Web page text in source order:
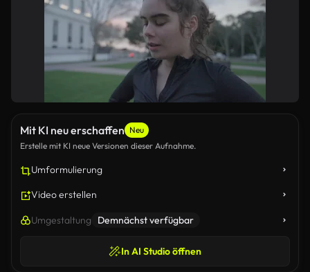
Mit KI neu erschaffen Neu
Erstelle mit KI neue Versionen dieser Aufnahme.
Umformulierung
Video erstellen
Umgestaltung Demnächst verfügbar
In AI Studio öffnen